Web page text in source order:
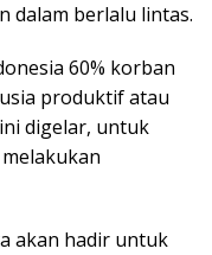
dalam berlalu lintas.
60% korban
produktif atau
digelar, untuk
akan hadir untuk